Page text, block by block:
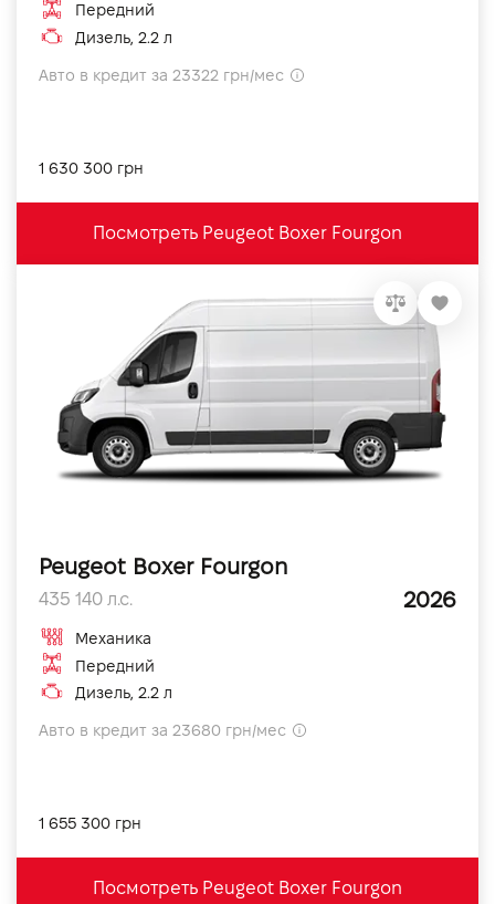
Передний
Дизель, 2.2 л
Авто в кредит за 23322 грн/мес
1 630 300 грн
Посмотреть Peugeot Boxer Fourgon
Peugeot Boxer Fourgon
435 140 л.с. 2026
Механика
Передний
Дизель, 2.2 л
Авто в кредит за 23680 грн/мес
1 655 300 грн
Посмотреть Peugeot Boxer Fourgon